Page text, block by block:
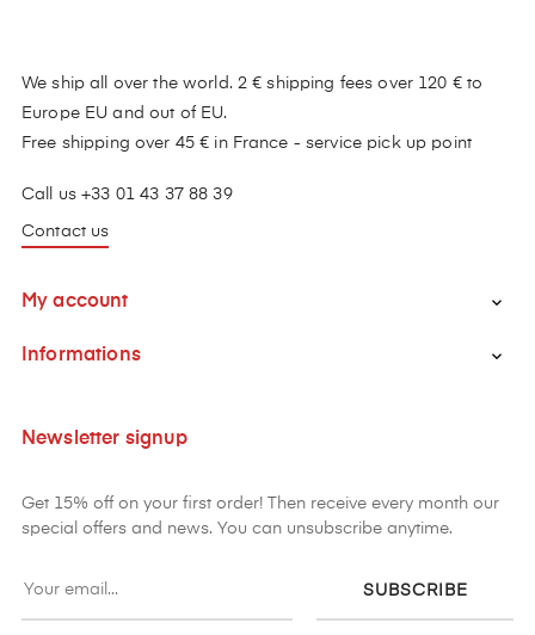
We ship all over the world. 2 € shipping fees over 120 € to
Europe EU and out of EU.
Free shipping over 45 € in France - service pick up point
Call us +33 01 43 37 88 39
Contact us
My account 
Informations 
Newsletter signup
Get 15% off on your first order! Then receive every month our
special offers and news. You can unsubscribe anytime.
SUBSCRIBE